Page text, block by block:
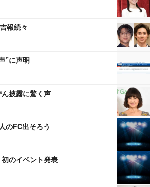
報続々
”に声明
披露に驚く声
のFC出そろう
のイベント発表